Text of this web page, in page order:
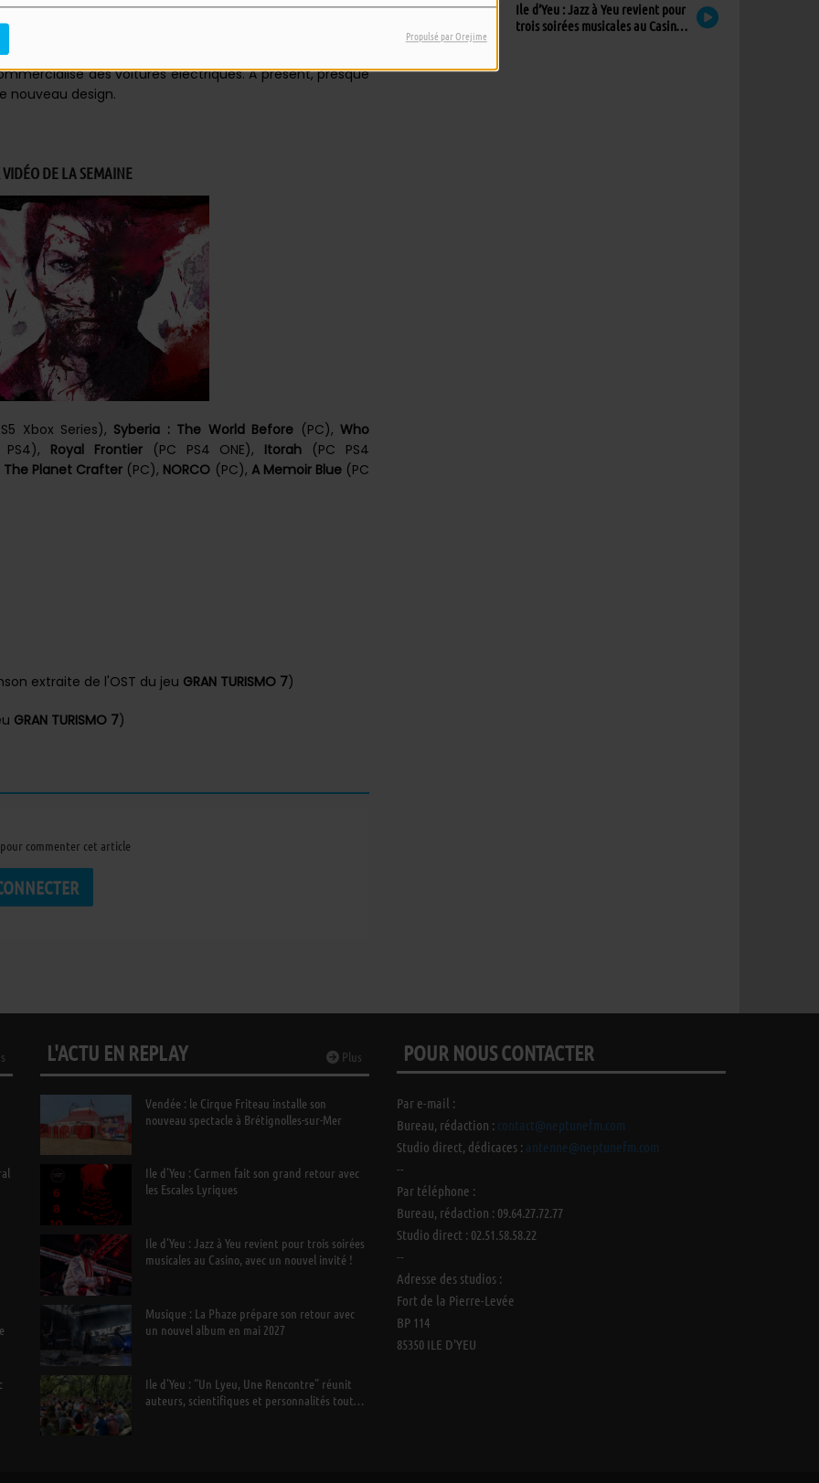
Propulsé par Orejime
dans le monde de l’automobile. L’adoption de ces
limitent l’émission de gaz dans l’atmosphère. La
des voitures électriques. A présent, presque
nouveau design.
VIDÉO DE LA SEMAINE
Xbox Series), Syberia : The World Before (PC), Who
Royal Frontier (PC PS4 ONE), Itorah (PC PS4
The Planet Crafter (PC), NORCO (PC), A Memoir Blue (PC
extraite de l'OST du jeu GRAN TURISMO 7)
GRAN TURISMO 7)
commenter cet article
Ile d’Yeu : Jazz à Yeu revient pour
trois soirées musicales au Casino,
Plus
L'ACTU EN REPLAY
Vendée : le Cirque Friteau installe son
nouveau spectacle à Brétignolles-sur-Mer
Ile d’Yeu : Carmen fait son grand retour avec
les Escales Lyriques
Ile d’Yeu : Jazz à Yeu revient pour trois soirées
musicales au Casino, avec un nouvel invité !
Musique : La Phaze prépare son retour avec
un nouvel album en mai 2027
Ile d’Yeu : “Un Lyeu, Une Rencontre” réunit
auteurs, scientifiques et personnalités tout
POUR NOUS CONTACTER
Par e-mail :
Bureau, rédaction : contact@neptunefm.com
Studio direct, dédicaces : antenne@neptunefm.com
--
Par téléphone :
Bureau, rédaction : 09.64.27.72.77
Studio direct : 02.51.58.58.22
--
Adresse des studios :
Fort de la Pierre-Levée
BP 114
85350 ILE D'YEU